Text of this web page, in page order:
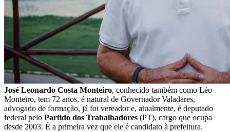
José Leonardo Costa Monteiro, conhecido também como Léo
Monteiro, tem 72 anos, é natural de Governador Valadares,
advogado de formação, já foi vereador e, atualmente, é deputado
federal pelo Partido dos Trabalhadores (PT), cargo que ocupa
desde 2003. É a primeira vez que ele é candidato à prefeitura.